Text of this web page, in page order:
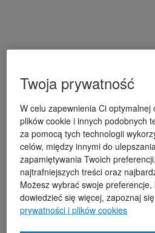
Twoja prywatność
W celu zapewnienia Ci optymalnej
plików cookie i innych podobnych
za pomocą tych technologii
celów, między innymi do
zapamiętywania Twoich
najtrafniejszych treści oraz
Możesz wybrać swoje
dowiedzieć się więcej, zapoznaj
prywatności i plików cookies